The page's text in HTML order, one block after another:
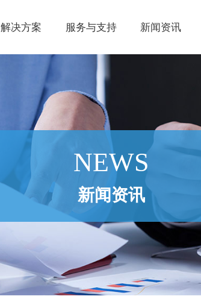
解决方案 服务与支持 新闻资讯
NEWS
新闻资讯